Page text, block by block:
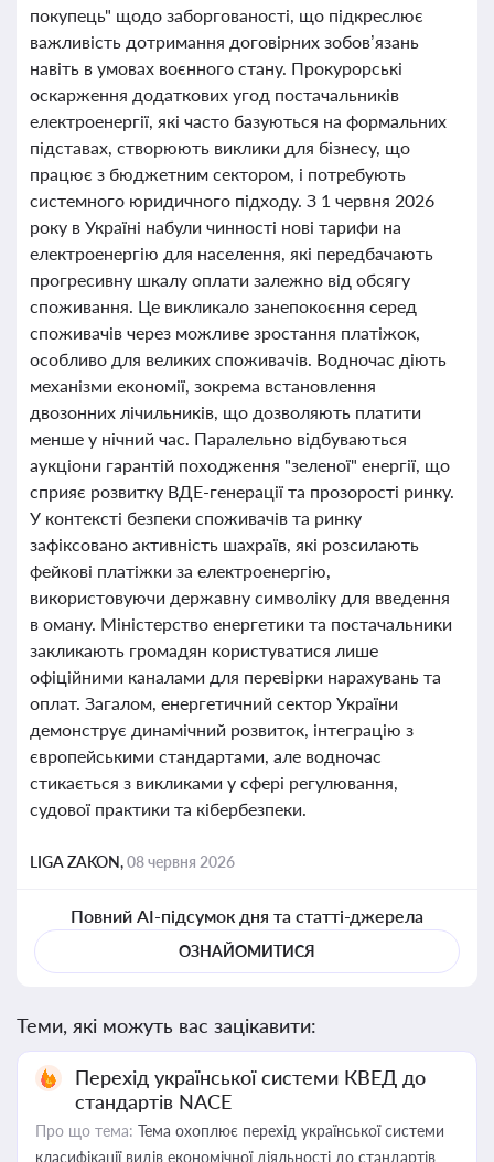
покупець" щодо заборгованості, що підкреслює
важливість дотримання договірних зобов’язань
навіть в умовах воєнного стану. Прокурорські
оскарження додаткових угод постачальників
електроенергії, які часто базуються на формальних
підставах, створюють виклики для бізнесу, що
працює з бюджетним сектором, і потребують
системного юридичного підходу. З 1 червня 2026
року в Україні набули чинності нові тарифи на
електроенергію для населення, які передбачають
прогресивну шкалу оплати залежно від обсягу
споживання. Це викликало занепокоєння серед
споживачів через можливе зростання платіжок,
особливо для великих споживачів. Водночас діють
механізми економії, зокрема встановлення
двозонних лічильників, що дозволяють платити
менше у нічний час. Паралельно відбуваються
аукціони гарантій походження "зеленої" енергії, що
сприяє розвитку ВДЕ-генерації та прозорості ринку.
У контексті безпеки споживачів та ринку
зафіксовано активність шахраїв, які розсилають
фейкові платіжки за електроенергію,
використовуючи державну символіку для введення
в оману. Міністерство енергетики та постачальники
закликають громадян користуватися лише
офіційними каналами для перевірки нарахувань та
оплат. Загалом, енергетичний сектор України
демонструє динамічний розвиток, інтеграцію з
європейськими стандартами, але водночас
стикається з викликами у сфері регулювання,
судової практики та кібербезпеки.
LIGA ZAKON,08 червня 2026
Повний AI-підсумок дня та статті-джерела
ОЗНАЙОМИТИСЯ
Теми, які можуть вас зацікавити:
Перехід української системи КВЕД до
стандартів NACE
Про що тема: Тема охоплює перехід української системи
класифікації видів економічної діяльності до стандартів